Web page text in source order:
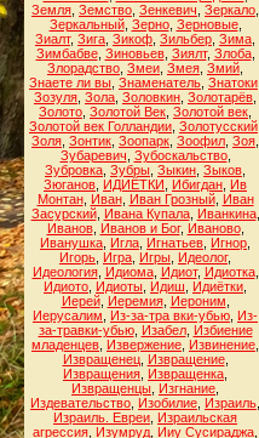
Земля Земство Зенкевич Зеркало
Зеркальный, Зерно, Зерновые,
Зиалт, Зига Зикоф Зильбер Зима
Зимбабве, Зиновьев, Зиялт, Злоба,
Злорадство Змеи Змея Змий
Знаете ли вы Знаменатель Знатоки
Зозуля Зола Золовкин Золотарёв
Золото Золотой Век Золотой век
Золотой век Голландии Золотусский
Золя Зонтик Зоопарк Зоофил Зоя
Зубаревич Зубоскальство,
Зубровка Зубры Зыкин Зыков
Зюганов ИДИЁТКИ Ибигдан Ив
Монтан, Иван, Иван Грозный, Иван
Засурский, Ивана Купала, Иванкина,
Иванов, Иванов и Бог, Иваново,
Иванушка Игла Игнатьев Игнор
Игорь Игра Игры Идеолог,
Идеология, Идиома, Идиот, Идиотка,
Идиото Идиоты Идиш Идиётки
Иерей, Иеремия, Иероним
Иерусалим
Из-за-тра вки-убью Из-
за-травки-убью, Изабел, Избиение
младенцев Извержение Извинение
Извращенец, Извращение,
Извращения Извращенка
Извращенцы Изгнание
Издевательство Изобилие Израиль
Израиль. Евреи Израильская
агрессия Изумруд Ииу Сусираджа